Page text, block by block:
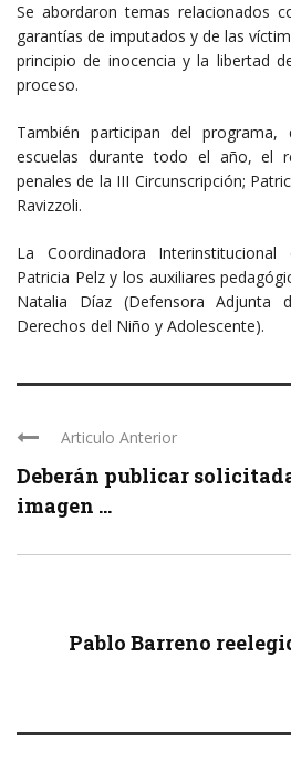
Se abordaron temas relacionados
garantías de imputados y de las
principio de inocencia y la libertad
proceso.
También participan del
escuelas durante todo el año, el
penales de la III Circunscripción;
Ravizzoli.
La Coordinadora
Patricia Pelz y los auxiliares
Natalia Díaz (Defensora Adjunta
Derechos del Niño y Adolescente).
Articulo Anterior
Deberán publicar
imagen ...
Pablo Barreno